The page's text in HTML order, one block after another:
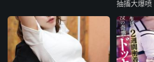
抽搐大爆喷